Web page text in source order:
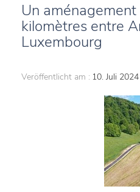
Un
kilomètres entre
Luxembourg
Veröffentlicht am : 10. Juli 2024